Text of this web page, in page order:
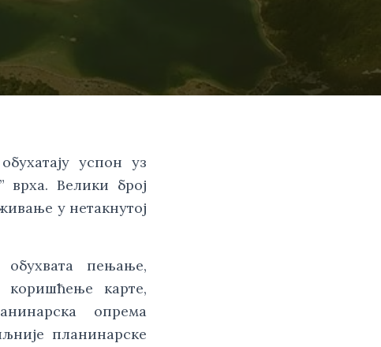
успон уз
врха. Велики број
у нетакнутој
пењање,
карте,
опрема
планинарске